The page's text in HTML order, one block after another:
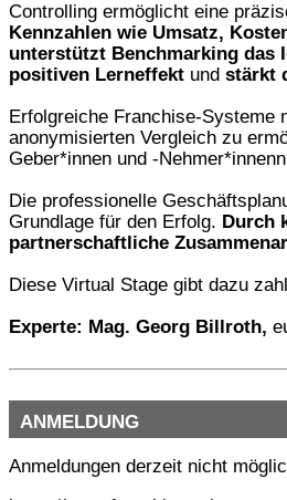
Controlling ermöglicht eine
Kennzahlen wie Umsatz,
unterstützt Benchmarking das
positiven Lerneffekt und stärkt
Erfolgreiche Franchise-Systeme
anonymisierten Vergleich zu
Geber*innen und -
Die professionelle
Grundlage für den Erfolg. Durch
partnerschaftliche
Diese Virtual Stage gibt dazu
Experte: Mag. Georg Billroth,
ANMELDUNG
Anmeldungen derzeit nicht